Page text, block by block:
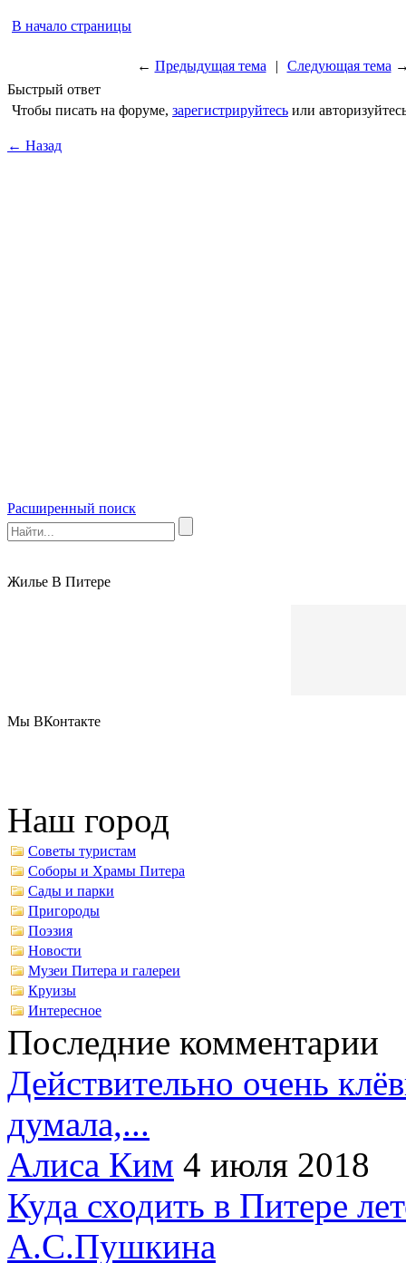
В начало страницы
← Предыдущая тема | Следующая тема
Быстрый ответ
Чтобы писать на форуме, зарегистрируйтесь или
← Назад
Расширенный поиск
Жилье В Питере
Мы ВКонтакте
Наш город
Советы туристам
Соборы и Храмы Питера
Сады и парки
Пригороды
Поэзия
Новости
Музеи Питера и галереи
Круизы
Интересное
Последние комментарии
Действительно очень
думала,...
Алиса Ким 4 июля 2018
Куда сходить в Питере
А.С.Пушкина